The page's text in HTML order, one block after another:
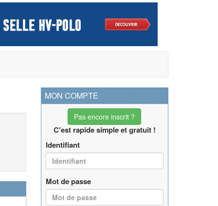
MON COMPTE
Pas encore inscrit ?
C'est rapide simple et gratuit !
Identifiant
Mot de passe